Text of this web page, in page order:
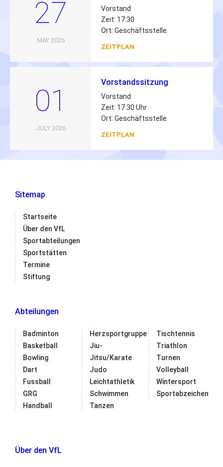
27
MAY 2026
Vorstand
Zeit: 17:30
Ort: Geschäftsstelle
ZEITPLAN
01
JULY 2026
Vorstandssitzung
Vorstand
Zeit: 17:30 Uhr
Ort: Geschäftsstelle
ZEITPLAN
Über den VfL
Sitemap
Startseite
Über den VfL
Sportabteilungen
Sportstätten
Termine
Stiftung
Abteilungen
Badminton
Basketball
Bowling
Dart
Fussball
GRG
Handball
Herzsportgruppe
Jiu-
Jitsu/Karate
Judo
Leichtathletik
Schwimmen
Tanzen
Tischtennis
Triathlon
Turnen
Volleyball
Wintersport
Sportabzeichen